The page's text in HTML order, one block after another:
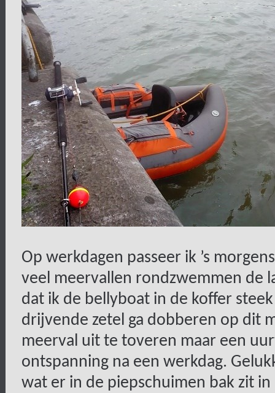
Op werkdagen passeer ik ’s
veel meervallen rondzwemmen de
dat ik de bellyboat in de koffer
drijvende zetel ga dobberen op dit
meerval uit te toveren maar een
ontspanning na een werkdag.
wat er in de piepschuimen bak zit